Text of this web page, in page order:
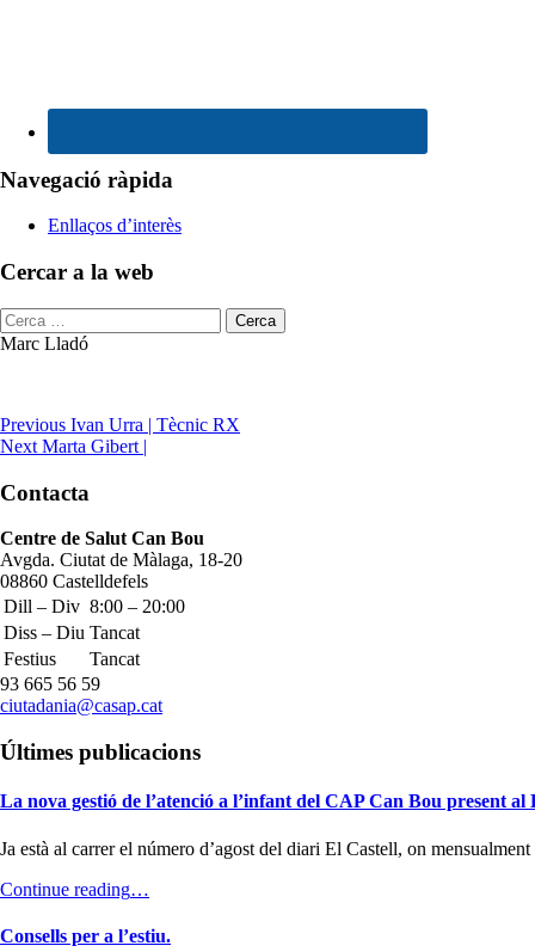
Navegació ràpida
Enllaços d’interès
Cercar a la web
Cerca:
Marc Lladó
Marc
Lladó
Navegació
d'entrades
Previous Ivan Urra | Tècnic RX
Next Marta Gibert |
back
main
navigation
Sidebar
Contacta
Address:
Centre de Salut Can Bou
Avgda. Ciutat de Màlaga, 18-20
08860 Castelldefels
Business
hours:
Dill – Div 8:00 – 20:00
Diss – Diu Tancat
Festius
Tancat
Phone
number:
93 665 56 59
Email
ciutadania@casap.cat
Últimes publicacions
La nova gestió de l’atenció a l’infant del CAP Can Bou present
Ja està al carrer el número d’agost del diari El Castell, on
Continue reading“La
gestió
…
Consells per a l’estiu.